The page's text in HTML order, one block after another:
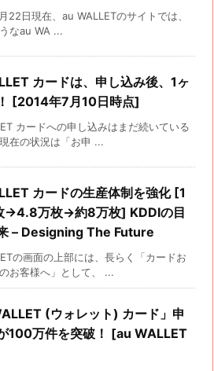
22日現在、au WALLETのサイトでは、
なau WA ...
カードは、申し込み後、1ヶ
[2014年7月10日時点]
カードへの申し込みはまだ続いている
在の状況は「お申 ...
カードの生産体制を強化 [1
→4.8万枚→約8万枚] KDDIの目
– Designing The Future
の画面の上部には、長らく「カードお
お客様へ」として、 ...
(ウォレット) カード」申
100万件を突破！ [au WALLET